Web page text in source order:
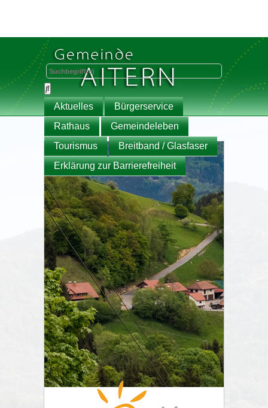
Aktuelles
Bürgerservice
Rathaus
Gemeindeleben
Tourismus
Breitband / Glasfaser
Erklärung zur Barrierefreiheit